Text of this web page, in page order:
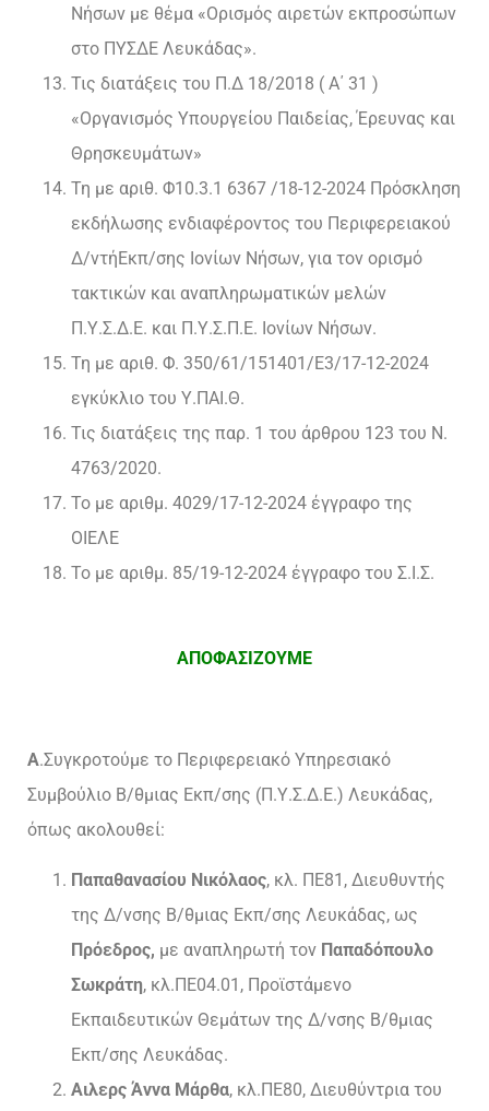
Νήσων με θέμα «Ορισμός αιρετών εκπροσώπων
στο ΠΥΣΔΕ Λευκάδας».
Τις διατάξεις του Π.Δ 18/2018 ( Α΄ 31 )
«Οργανισμός Υπουργείου Παιδείας, Έρευνας και
Θρησκευμάτων»
Τη με αριθ. Φ10.3.1 6367 /18-12-2024 Πρόσκληση
εκδήλωσης ενδιαφέροντος του Περιφερειακού
Δ/ντήΕκπ/σης Ιονίων Νήσων, για τον ορισμό
τακτικών και αναπληρωματικών μελών
Π.Υ.Σ.Δ.Ε. και Π.Υ.Σ.Π.Ε. Ιονίων Νήσων.
Τη με αριθ. Φ. 350/61/151401/Ε3/17-12-2024
εγκύκλιο του Υ.ΠΑΙ.Θ.
Τις διατάξεις της παρ. 1 του άρθρου 123 του Ν.
4763/2020.
Το με αριθμ. 4029/17-12-2024 έγγραφο της
ΟΙΕΛΕ
Το με αριθμ. 85/19-12-2024 έγγραφο του Σ.Ι.Σ.
ΑΠΟΦΑΣΙΖΟΥΜΕ
A.Συγκροτούμε το Περιφερειακό Υπηρεσιακό
Συμβούλιο Β/θμιας Εκπ/σης (Π.Υ.Σ.Δ.Ε.) Λευκάδας,
όπως ακολουθεί:
Παπαθανασίου Νικόλαος, κλ. ΠΕ81, Διευθυντής
της Δ/νσης Β/θμιας Εκπ/σης Λευκάδας, ως
Πρόεδρος, με αναπληρωτή τον Παπαδόπουλο
Σωκράτη, κλ.ΠΕ04.01, Προϊστάμενο
Εκπαιδευτικών Θεμάτων της Δ/νσης Β/θμιας
Εκπ/σης Λευκάδας.
Αιλερς Άννα Μάρθα, κλ.ΠΕ80, Διευθύντρια του